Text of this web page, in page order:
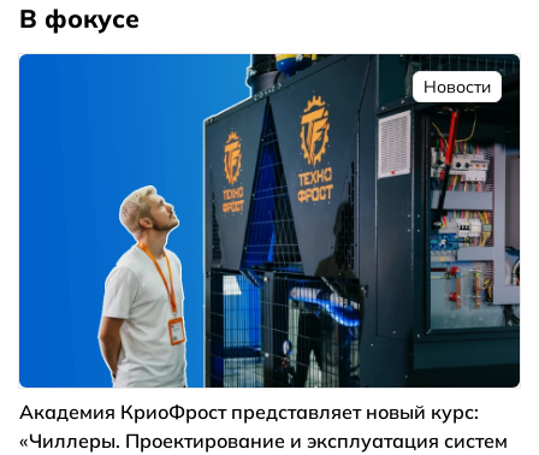
В фокусе
Новости
Академия КриоФрост представляет новый курс:
«Чиллеры. Проектирование и эксплуатация систем